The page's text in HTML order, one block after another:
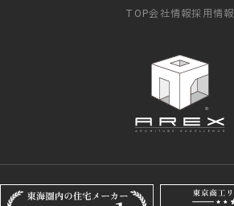
TOP会社情報採用情報